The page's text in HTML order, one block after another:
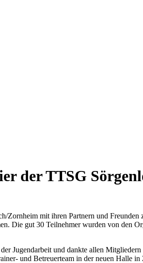
der TTSG
Zornheim mit ihren Partnern und Freunden
Die gut 30 Teilnehmer wurden von den
Jugendarbeit und dankte allen
und Betreuerteam in der neuen Halle